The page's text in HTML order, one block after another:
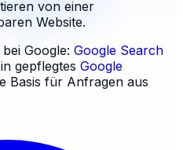
von einer
Website.
Google: Google Search
gepflegtes Google
Basis für Anfragen aus